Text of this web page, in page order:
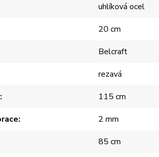
uhlíková ocel
20 cm
Belcraft
rezavá
115 cm
2 mm
85 cm